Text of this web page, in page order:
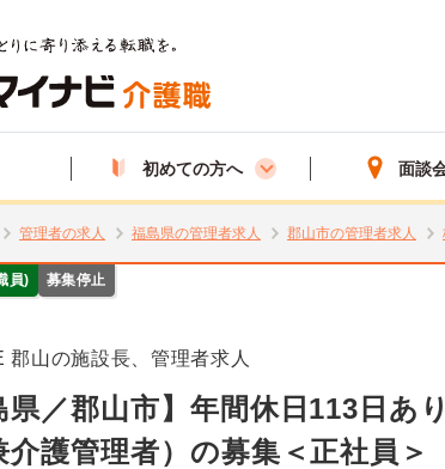
初めての方へ 面談
管理者の求人 福島県の管理者求人 郡山市の管理者求人
員) 募集停止
郡山の施設長、管理者求人
県／郡山市】年間休日113日あ
介護管理者）の募集＜正社員＞